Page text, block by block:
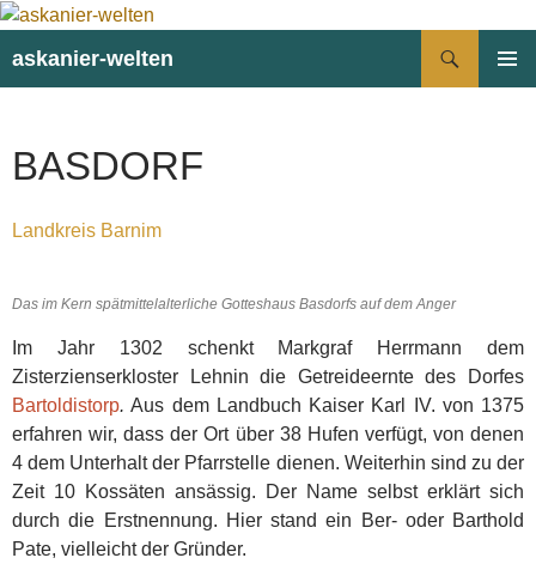
askanier-welten
BASDORF
Landkreis Barnim
Das im Kern spätmittelalterliche Gotteshaus Basdorfs auf dem Anger
Im Jahr 1302 schenkt Markgraf Herrmann dem
Zisterzienserkloster Lehnin die Getreideernte des Dorfes
Bartoldistorp. Aus dem Landbuch Kaiser Karl IV. von 1375
erfahren wir, dass der Ort über 38 Hufen verfügt, von denen
4 dem Unterhalt der Pfarrstelle dienen. Weiterhin sind zu der
Zeit 10 Kossäten ansässig. Der Name selbst erklärt sich
durch die Erstnennung. Hier stand ein Ber- oder Barthold
Pate, vielleicht der Gründer.